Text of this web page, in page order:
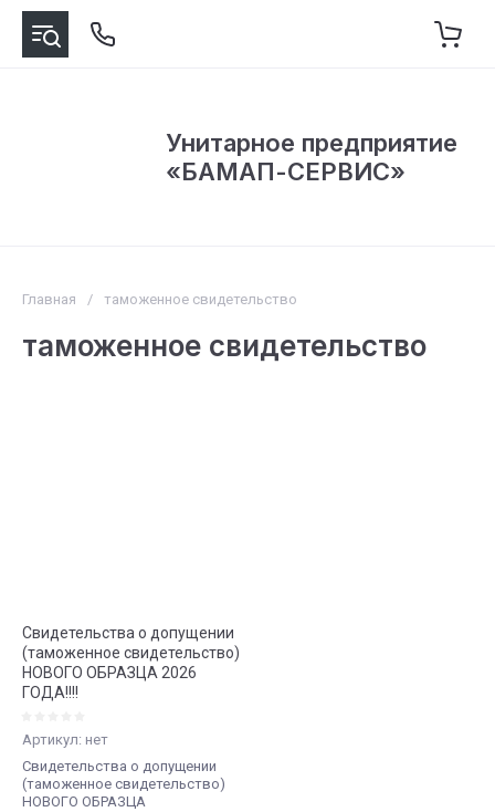
Унитарное предприятие
«БАМАП-СЕРВИС»
Главная / таможенное свидетельство
таможенное свидетельство
Свидетельства о допущении
(таможенное свидетельство)
НОВОГО ОБРАЗЦА 2026
ГОДА!!!!
Артикул: нет
Свидетельства о допущении
(таможенное свидетельство)
НОВОГО ОБРАЗЦА